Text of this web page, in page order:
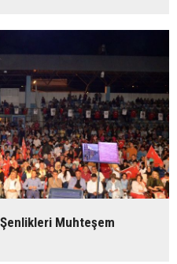
Şenlikleri Muhteşem